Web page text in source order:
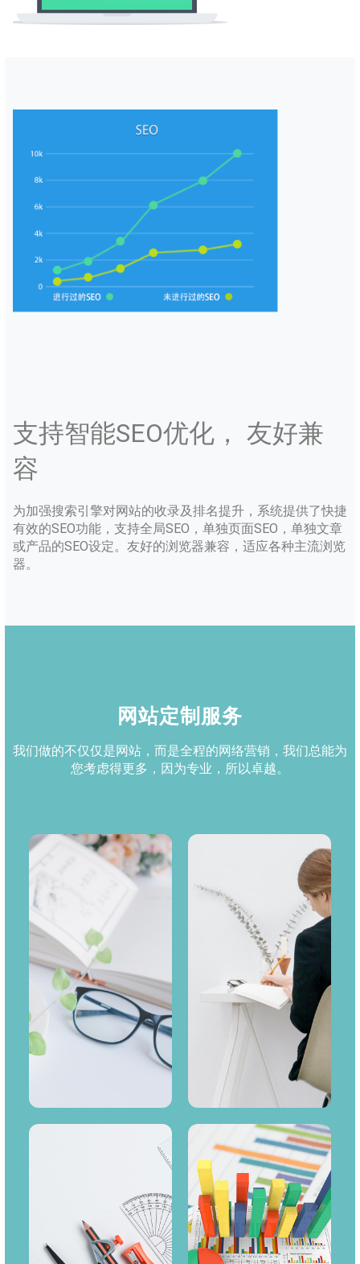
支持智能SEO优化， 友好兼
容
为加强搜索引擎对网站的收录及排名提升，系统提供了快捷
有效的SEO功能，支持全局SEO，单独页面SEO，单独文章
或产品的SEO设定。友好的浏览器兼容，适应各种主流浏览
器。
网站定制服务
我们做的不仅仅是网站，而是全程的网络营销，我们总能为
您考虑得更多，因为专业，所以卓越。
洞察
从您的角度出发，了解
您切实需求，为您创造
适合自己的网站。
分析
分析你的竞争对手，吸
取其优点，避其之缺
点，结合市场，科学分
设计 细节